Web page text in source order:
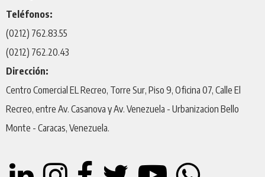
Teléfonos:
(0212) 762.83.55
(0212) 762.20.43
Dirección:
Centro Comercial EL Recreo, Torre Sur, Piso 9, Oficina 07, Calle El
Recreo, entre Av. Casanova y Av. Venezuela - Urbanizacion Bello
Monte - Caracas, Venezuela.